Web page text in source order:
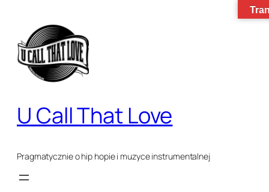
treści
U Call That Love
Pragmatycznie o hip hopie i muzyce instrumentalnej